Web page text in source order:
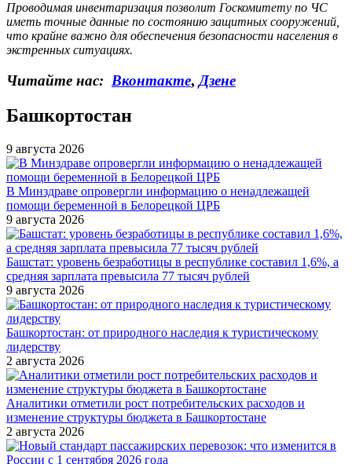
Проводимая инвентаризация позволит Госкомитету по ЧС
иметь точные данные по состоянию защитных сооружений,
что крайне важно для обеспечения безопасности населения в
экстренных ситуациях.
Читайте нас: Вконтакте, Дзене
Башкортостан
9 августа 2026
В Минздраве опровергли информацию о ненадлежащей
помощи беременной в Белорецкой ЦРБ
9 августа 2026
Башстат: уровень безработицы в республике составил 1,6%, а
средняя зарплата превысила 77 тысяч рублей
9 августа 2026
Башкортостан: от природного наследия к туристическому
лидерству
2 августа 2026
Аналитики отметили рост потребительских расходов и
изменение структуры бюджета в Башкортостане
2 августа 2026